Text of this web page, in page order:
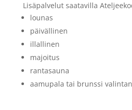
Lisäpalvelut saatavilla
lounas
päivällinen
illallinen
majoitus
rantasauna
aamupala tai brunssi